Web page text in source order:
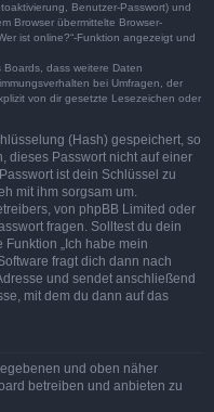
Benutzer-Passwort) und
Browser übermittelte Browser-
ist online?“-Funktion angezeigt und
dass weitere Daten
bei Umfragen, der
von dir gesetzte Lesezeichen oder
(Hash) gespeichert, so
dieses Passwort nicht auf einer
ist dein Schlüssel zu
mit ihm sorgsam um.
von phpBB Limited oder
fragen. Solltest du dein
„Ich habe mein
fragt dich dann nach
und sendet anschließend
mit dem du dann auf das
und oben näher
betreiben und anbieten zu